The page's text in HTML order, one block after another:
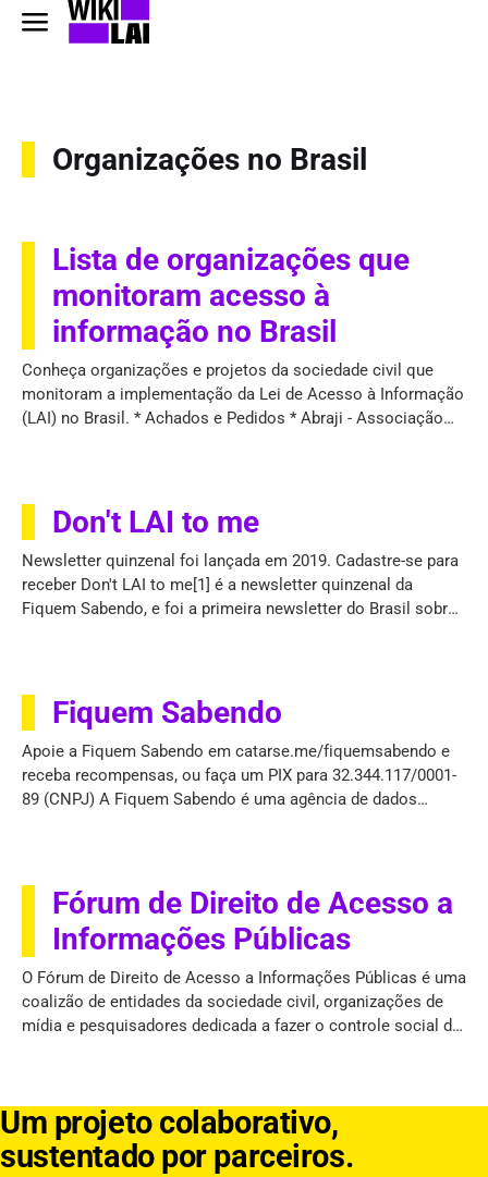
Organizações no Brasil
Lista de organizações que
monitoram acesso à
informação no Brasil
Conheça organizações e projetos da sociedade civil que
monitoram a implementação da Lei de Acesso à Informação
(LAI) no Brasil. * Achados e Pedidos * Abraji - Associação
FENAJ -
Don't LAI to me
Newsletter quinzenal foi lançada em 2019. Cadastre-se para
receber Don't LAI to me[1] é a newsletter quinzenal da
Fiquem Sabendo, e foi a primeira newsletter do Brasil sobre
Fiquem Sabendo
Apoie a Fiquem Sabendo em catarse.me/fiquemsabendo e
receba recompensas, ou faça um PIX para 32.344.117/0001-
89 (CNPJ) A Fiquem Sabendo é uma agência de dados
Fórum de Direito de Acesso a
Informações Públicas
O Fórum de Direito de Acesso a Informações Públicas é uma
coalizão de entidades da sociedade civil, organizações de
mídia e pesquisadores dedicada a fazer o controle social da
Um projeto colaborativo,
sustentado por parceiros.